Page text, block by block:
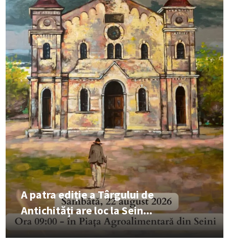
A patra ediție a Târgului de
Antichități are loc la Sein...